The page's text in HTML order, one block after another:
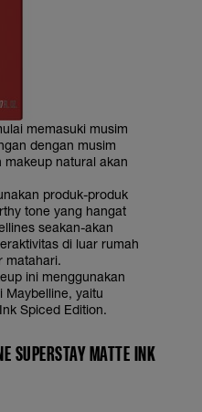
memasuki musim
dengan musim
makeup natural akan
produk-produk
tone yang hangat
seakan-akan
di luar rumah
matahari.
ini menggunakan
Maybelline, yaitu
Spiced Edition.
SUPERSTAY MATTE INK